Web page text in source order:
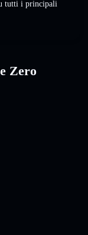
tutti i principali
Zero